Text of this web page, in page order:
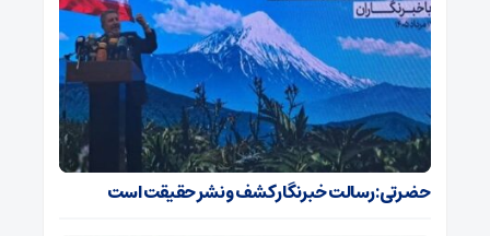
حضرتی: رسالت خبرنگار کشف و نشر حقیقت است